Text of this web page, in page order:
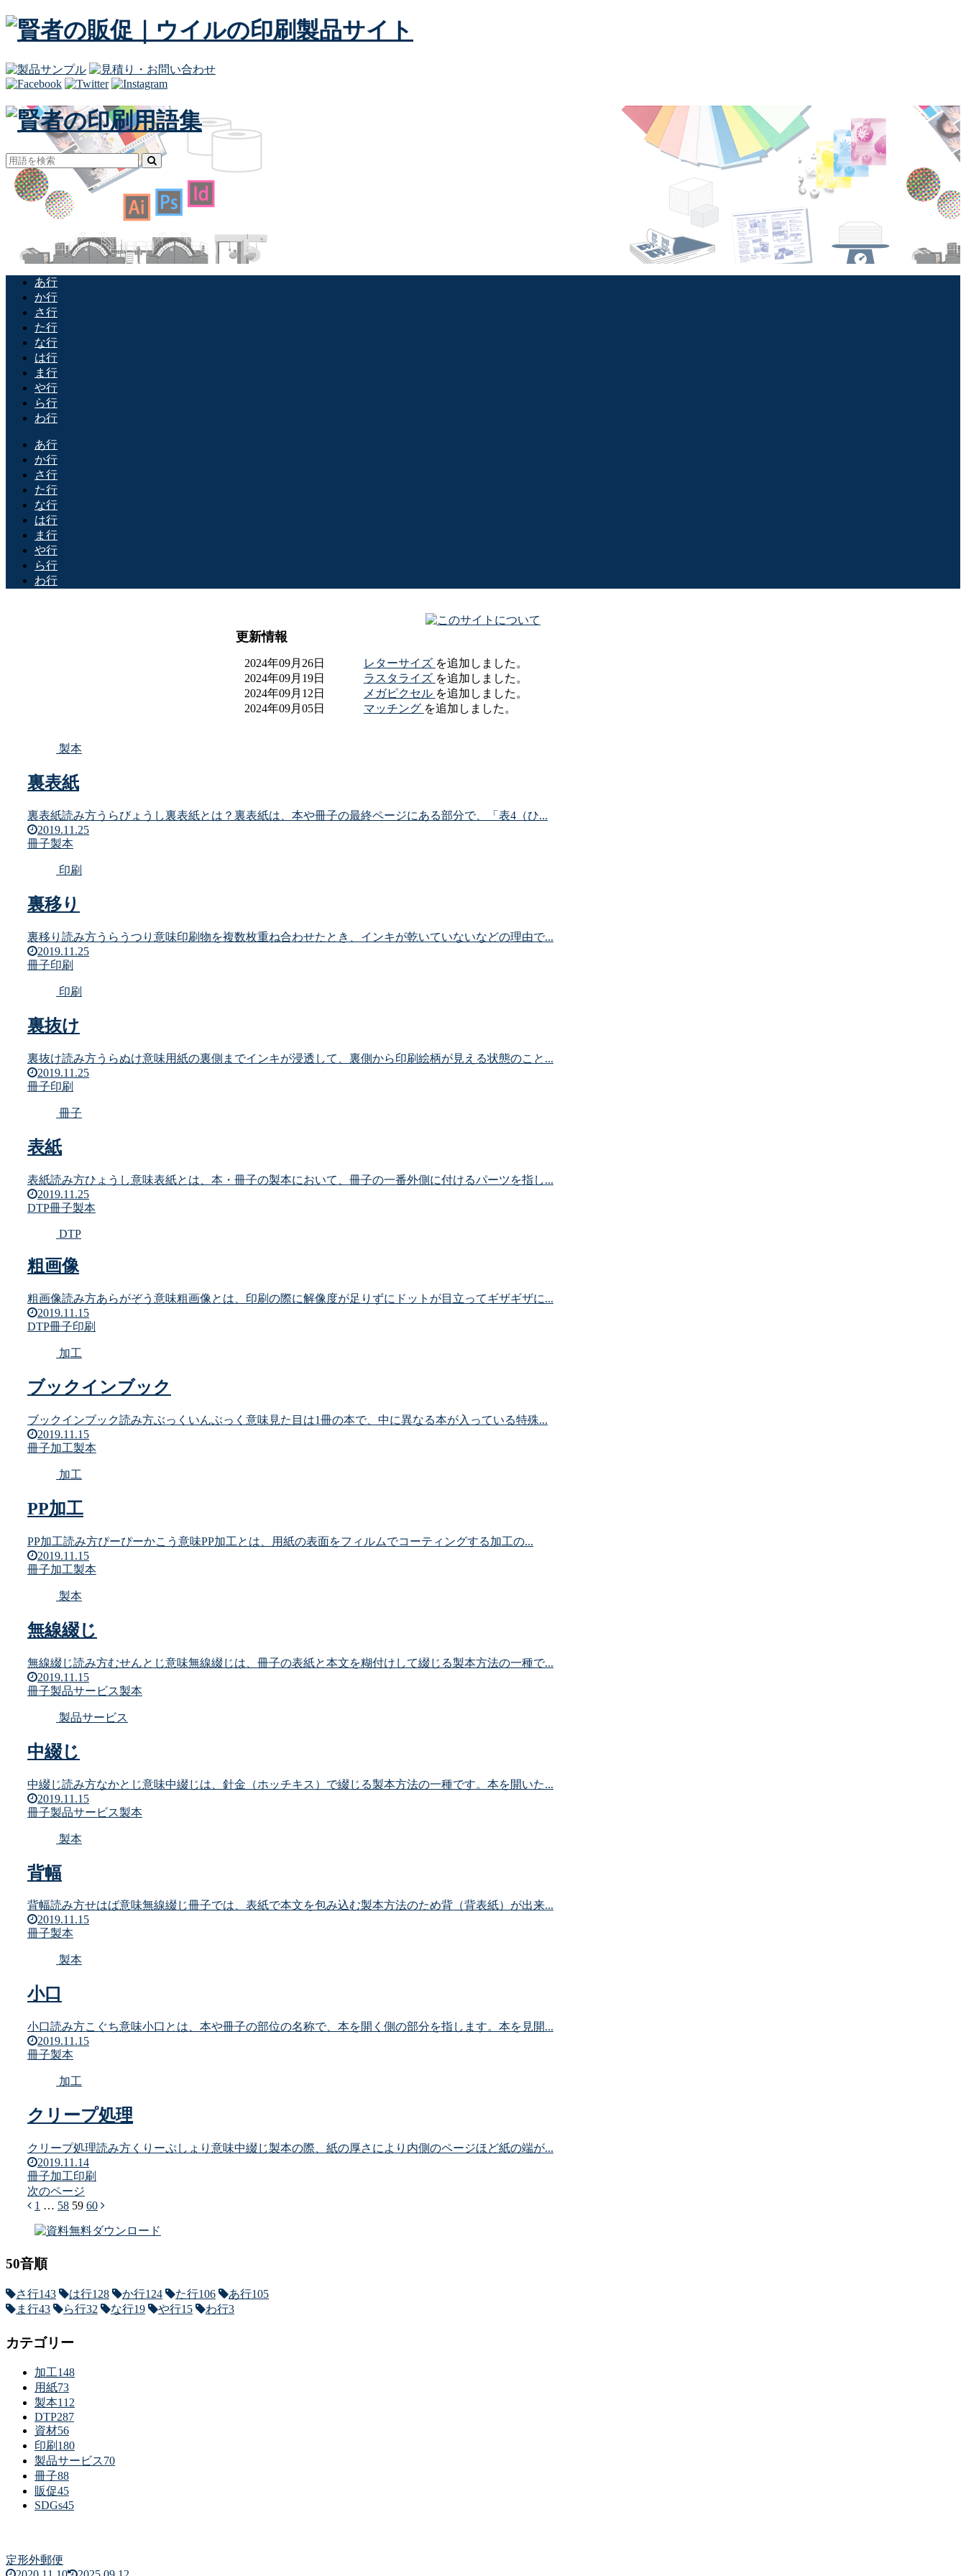
あ行
か行
さ行
た行
な行
は行
ま行
や行
ら行
わ行
あ行
か行
さ行
た行
な行
は行
ま行
や行
ら行
わ行
更新情報
2024年09月26日 レターサイズ を追加しました。
2024年09月19日
ラスタライズ を追加しました。
2024年09月12日
メガピクセル を追加しました。
2024年09月05日
マッチング を追加しました。
製本
裏表紙
裏表紙読み方うらびょうし裏表紙とは？裏表紙は、本や冊子の最終ページにある部分で、「表4（ひ...
2019.11.25
冊子製本
印刷
裏移り
裏移り読み方うらうつり意味印刷物を複数枚重ね合わせたとき、インキが乾いていないなどの理由で...
2019.11.25
冊子印刷
印刷
裏抜け
裏抜け読み方うらぬけ意味用紙の裏側までインキが浸透して、裏側から印刷絵柄が見える状態のこと...
2019.11.25
冊子印刷
冊子
表紙
表紙読み方ひょうし意味表紙とは、本・冊子の製本において、冊子の一番外側に付けるパーツを指し...
2019.11.25
DTP冊子製本
DTP
粗画像
粗画像読み方あらがぞう意味粗画像とは、印刷の際に解像度が足りずにドットが目立ってギザギザに...
2019.11.15
DTP冊子印刷
加工
ブックインブック
ブックインブック読み方ぶっくいんぶっく意味見た目は1冊の本で、中に異なる本が入っている特殊...
2019.11.15
冊子加工製本
加工
PP加工
PP加工読み方ぴーぴーかこう意味PP加工とは、用紙の表面をフィルムでコーティングする加工の...
2019.11.15
冊子加工製本
製本
無線綴じ
無線綴じ読み方むせんとじ意味無線綴じは、冊子の表紙と本文を糊付けして綴じる製本方法の一種で...
2019.11.15
冊子製品サービス製本
製品サービス
中綴じ
中綴じ読み方なかとじ意味中綴じは、針金（ホッチキス）で綴じる製本方法の一種です。本を開いた...
2019.11.15
冊子製品サービス製本
製本
背幅
背幅読み方せはば意味無線綴じ冊子では、表紙で本文を包み込む製本方法のため背（背表紙）が出来...
2019.11.15
冊子製本
製本
小口
小口読み方こぐち意味小口とは、本や冊子の部位の名称で、本を開く側の部分を指します。本を見開...
2019.11.15
冊子製本
加工
クリープ処理
クリープ処理読み方くりーぷしょり意味中綴じ製本の際、紙の厚さにより内側のページほど紙の端が...
2019.11.14
冊子加工印刷
次のページ
前1 … 58 59 60 次
50音順
さ行143 は行128 か行124 た行106 あ行105
ま行43 ら行32 な行19 や行15 わ行3
カテゴリー
加工148
用紙73
製本112
DTP287
資材56
印刷 180
製品サービス70
冊子88
販促45
SDGs45
定形外郵便